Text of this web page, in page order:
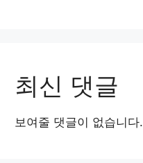
최신 댓글
보여줄 댓글이 없습니다.